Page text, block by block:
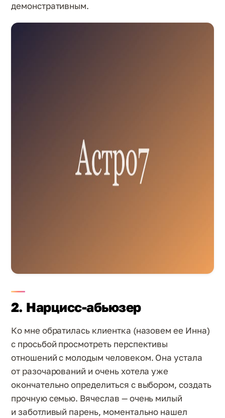
демонстративным.
2. Нарцисс-абьюзер
Ко мне обратилась клиентка (назовем ее Инна)
с просьбой просмотреть перспективы
отношений с молодым человеком. Она устала
от разочарований и очень хотела уже
окончательно определиться с выбором, создать
прочную семью. Вячеслав — очень милый
и заботливый парень, моментально нашел